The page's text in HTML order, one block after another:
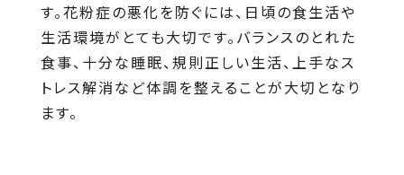
す。花粉症の悪化を防ぐには、日頃の食生活や
生活環境がとても大切です。バランスのとれた
食事、十分な睡眠、規則正しい生活、上手なス
トレス解消など体調を整えることが大切となり
ます。